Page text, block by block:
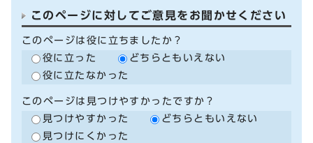
このページに対してご意見をお聞かせください
このページは役に立ちましたか？
役に立った
どちらともいえない
役に立たなかった
このページは見つけやすかったですか？
見つけやすかった
どちらともいえない
見つけにくかった